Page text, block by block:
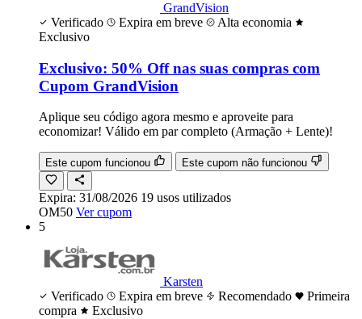
GrandVision
Verificado
Expira em breve
Alta economia
Exclusivo
Exclusivo: 50% Off nas suas compras com
Cupom GrandVision
Aplique seu código agora mesmo e aproveite para
economizar! Válido em par completo (Armação + Lente)!
Este cupom funcionou Este cupom não funcionou
Expira: 31/08/2026 19 usos utilizados
OM50 Ver cupom
5
Karsten
Verificado
Expira em breve Recomendado
Primeira
compra
Exclusivo